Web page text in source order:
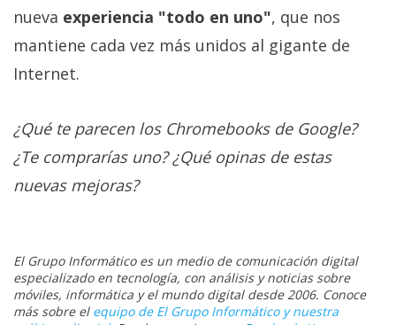
nueva experiencia "todo en uno", que nos
mantiene cada vez más unidos al gigante de
Internet.
¿Qué te parecen los Chromebooks de Google?
¿Te comprarías uno? ¿Qué opinas de estas
nuevas mejoras?
El Grupo Informático es un medio de comunicación digital
especializado en tecnología, con análisis y noticias sobre
móviles, informática y el mundo digital desde 2006. Conoce
más sobre el equipo de El Grupo Informático y nuestra